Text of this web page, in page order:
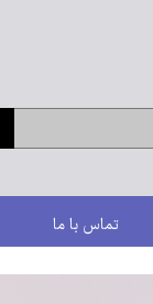
تماس با ما